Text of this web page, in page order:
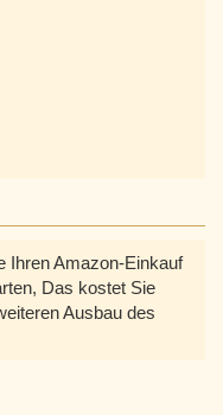
Ihren Amazon-Einkauf
Das kostet Sie
Ausbau des